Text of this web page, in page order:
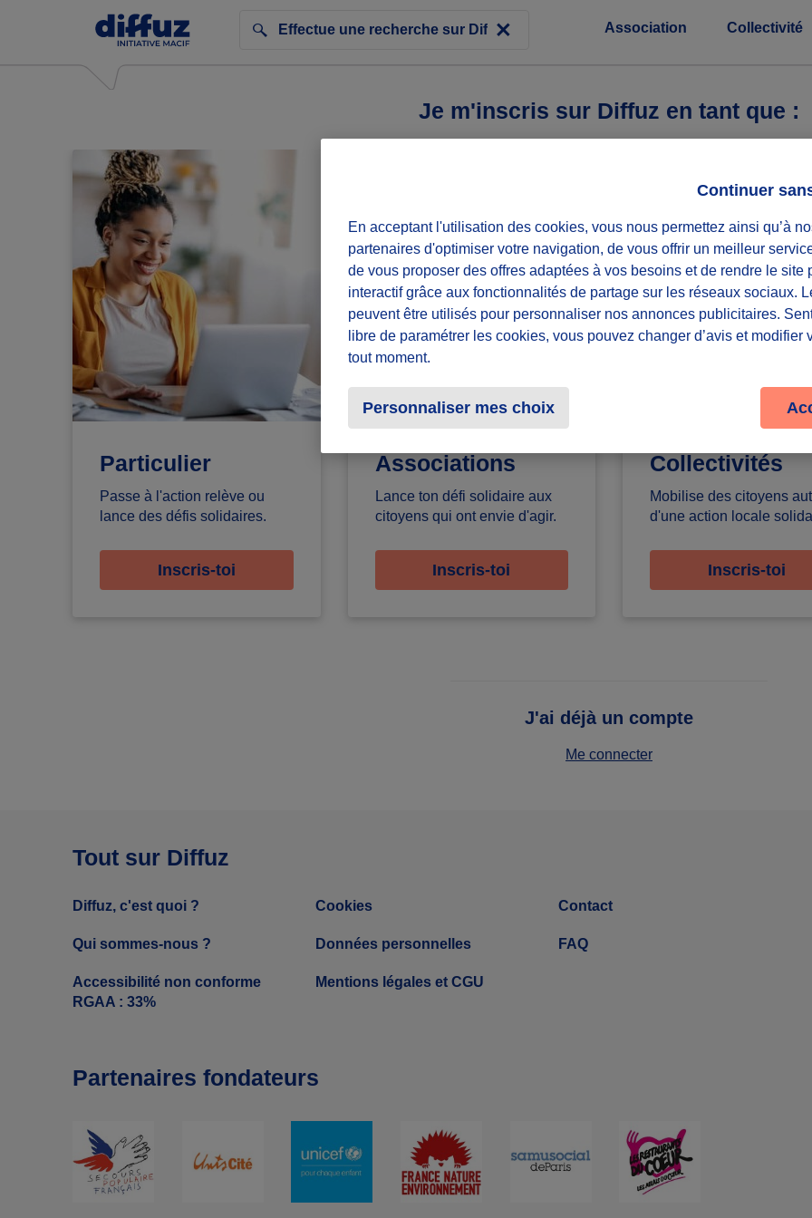
Association Collectivité
Je m'inscris sur Diffuz en tant que :
Particulier
Passe à l'action relève ou
lance des défis solidaires.
Inscris-toi
Associations
Lance ton défi solidaire aux
citoyens qui ont envie d'agir.
Inscris-toi
Collectivités
Mobilise des citoyens
d'une action locale
Inscris-toi
J'ai déjà un compte
Me connecter
Tout sur Diffuz
Diffuz, c'est quoi ?
Qui sommes-nous ?
Accessibilité non conforme
RGAA : 33%
Cookies
Données personnelles
Mentions légales et CGU
Contact
FAQ
Partenaires fondateurs
En acceptant l'utilisation des cookies, vous nous permettez ainsi qu’à
partenaires d'optimiser votre navigation, de vous offrir un meilleur
de vous proposer des offres adaptées à vos besoins et de rendre le site
interactif grâce aux fonctionnalités de partage sur les réseaux sociaux.
peuvent être utilisés pour personnaliser nos annonces publicitaires.
libre de paramétrer les cookies, vous pouvez changer d’avis et modifier
tout moment.
Personnaliser mes choix
Continuer